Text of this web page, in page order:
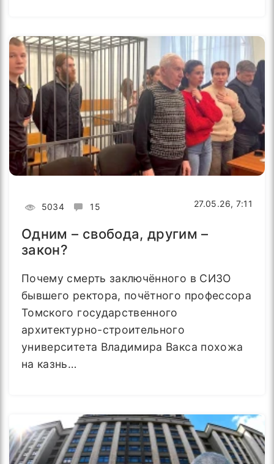
5034 15 27.05.26, 7:11
Одним – свобода, другим –
закон?
Почему смерть заключённого в СИЗО
бывшего ректора, почётного профессора
Томского государственного
архитектурно-строительного
университета Владимира Вакса похожа
на казнь…